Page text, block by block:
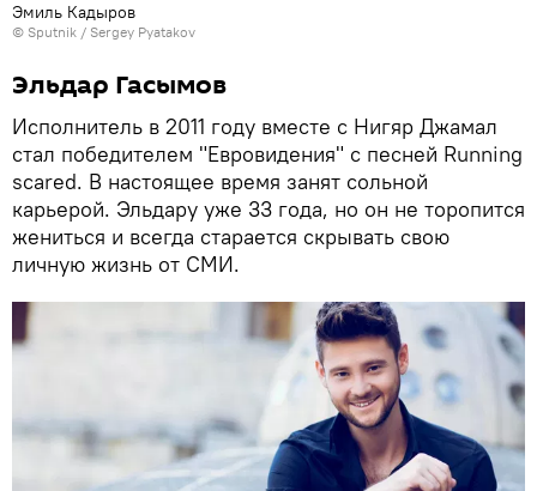
Эмиль Кадыров
© Sputnik / Sergey Pyatakov
Эльдар Гасымов
Исполнитель в 2011 году вместе с Нигяр Джамал
стал победителем "Евровидения" с песней Running
scared. В настоящее время занят сольной
карьерой. Эльдару уже 33 года, но он не торопится
жениться и всегда старается скрывать свою
личную жизнь от СМИ.